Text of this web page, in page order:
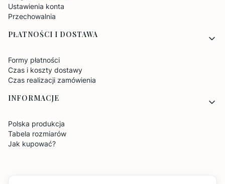
Ustawienia konta
Przechowalnia
PŁATNOŚCI I DOSTAWA
Formy płatności
Czas i koszty dostawy
Czas realizacji zamówienia
INFORMACJE
Polska produkcja
Tabela rozmiarów
Jak kupować?